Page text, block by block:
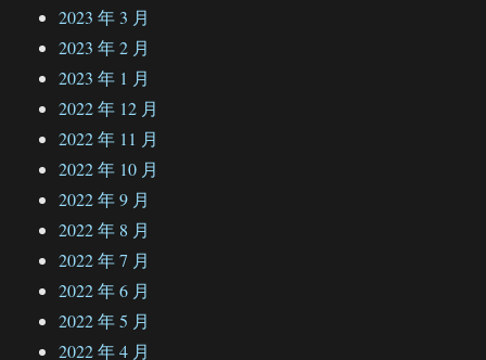
2023 年 3 月
2023 年 2 月
2023 年 1 月
2022 年 12 月
2022 年 11 月
2022 年 10 月
2022 年 9 月
2022 年 8 月
2022 年 7 月
2022 年 6 月
2022 年 5 月
2022 年 4 月